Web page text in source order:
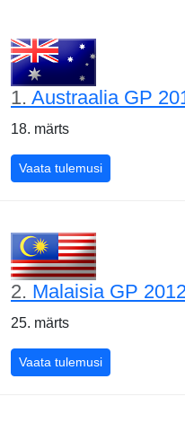
1. Austraalia GP
18. märts
Vaata tulemusiAustraalia GP
2. Malaisia GP
25. märts
Vaata tulemusiMalaisia GP